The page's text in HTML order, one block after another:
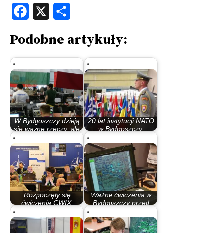
Facebook
Podobne artykuły:
W Bydgoszczy dzieją
się ważne rzeczy, ale
20 lat instytucji NATO
w Bydgoszczy.
Rozpoczęły się
ćwiczenia CWIX.
Dzisiaj szczególnie…
Ważne ćwiczenia w
Bydgoszczy przed